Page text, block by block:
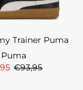
Trainer Puma
Puma
€93,95